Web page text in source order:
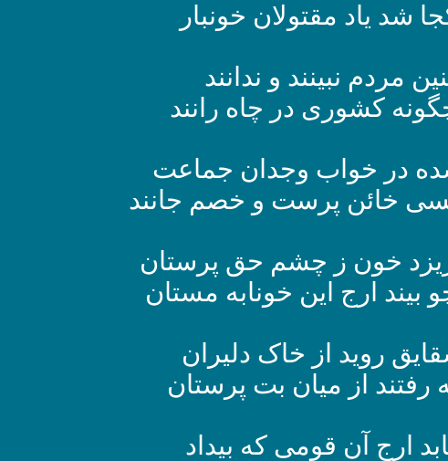
شد یاد مقتولان خونبار
مردم نبینند و ندانند
کشوری در چاه رانند
در خواب وجدان جماعت
خائن پرست و خصم جانند
خون ز چشم حق پرستان
بیند ارج این خونابه مستان
روید از خاک دلیران
رفتند از میان بت پرستان
ارج آن قومی که بیداد